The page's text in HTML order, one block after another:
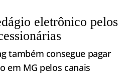
eletrônico pelos
também consegue pagar
em MG pelos canais